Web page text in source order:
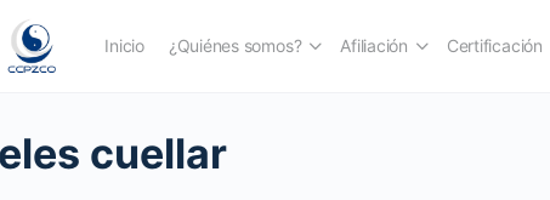
Inicio ¿Quiénes somos? Afiliación Certificación
cuellar